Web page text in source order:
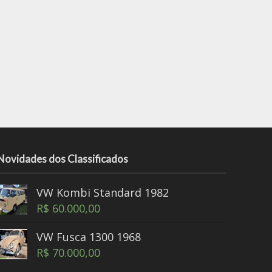
dos Classificados
VW Kombi Standard 1982
R$ 60.000,00
VW Fusca 1300 1968
R$ 70.000,00